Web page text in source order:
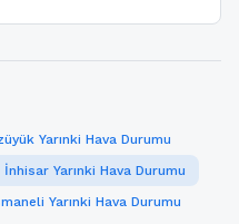
Yarınki Hava Durumu
İnhisar Yarınki Hava Durumu
Yarınki Hava Durumu